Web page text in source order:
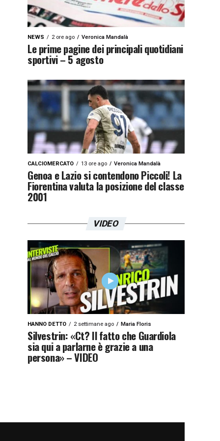
NEWS 2 ore ago Veronica Mandalà
Le prime pagine dei principali quotidiani
sportivi – 5 agosto
CALCIOMERCATO 13 ore ago Veronica Mandalà
Genoa e Lazio si contendono Piccoli! La
Fiorentina valuta la posizione del classe
2001
VIDEO
HANNO DETTO 2 settimane ago Maria Floris
Silvestrin: «Ct? Il fatto che Guardiola
sia qui a parlarne è grazie a una
persona» – VIDEO